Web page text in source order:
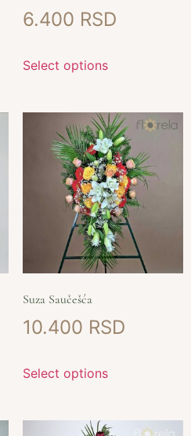
6.400
Select options
Suza Saučešća
10.400
Select options